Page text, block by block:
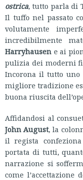
ostrica, tutto parla di
Il tuffo nel passato
volutamente
incredibilmente
Harryhausen e ai
pulizia dei moderni
Incorona il tutto uno
migliore tradizione
buona riuscita
Affidandosi al
John August, la
il regista
portata di tutti,
narrazione si
come